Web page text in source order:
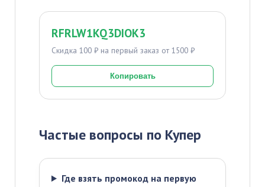
RFRLW1KQ3DIOK3
Скидка 100 ₽ на первый заказ от 1500 ₽
Копировать
Частые вопросы по Купер
Где взять промокод на первую